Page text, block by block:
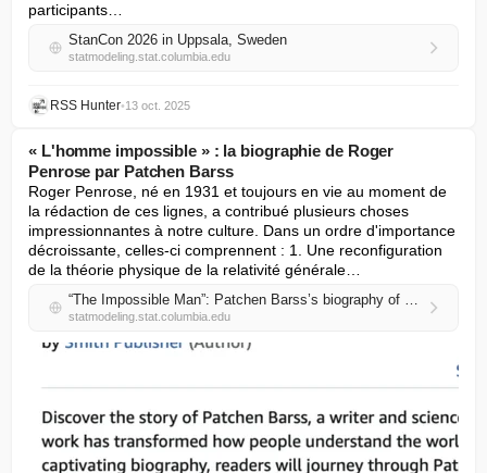
participants…
StanCon 2026 in Uppsala, Sweden
statmodeling.stat.columbia.edu
RSS Hunter•13 oct. 2025
« L'homme impossible » : la biographie de Roger
Penrose par Patchen Barss
Roger Penrose, né en 1931 et toujours en vie au moment de
la rédaction de ces lignes, a contribué plusieurs choses
impressionnantes à notre culture. Dans un ordre d'importance
décroissante, celles-ci comprennent : 1. Une reconfiguration
de la théorie physique de la relativité générale…
“The Impossible Man”: Patchen Barss’s biography of Roger Penrose
statmodeling.stat.columbia.edu